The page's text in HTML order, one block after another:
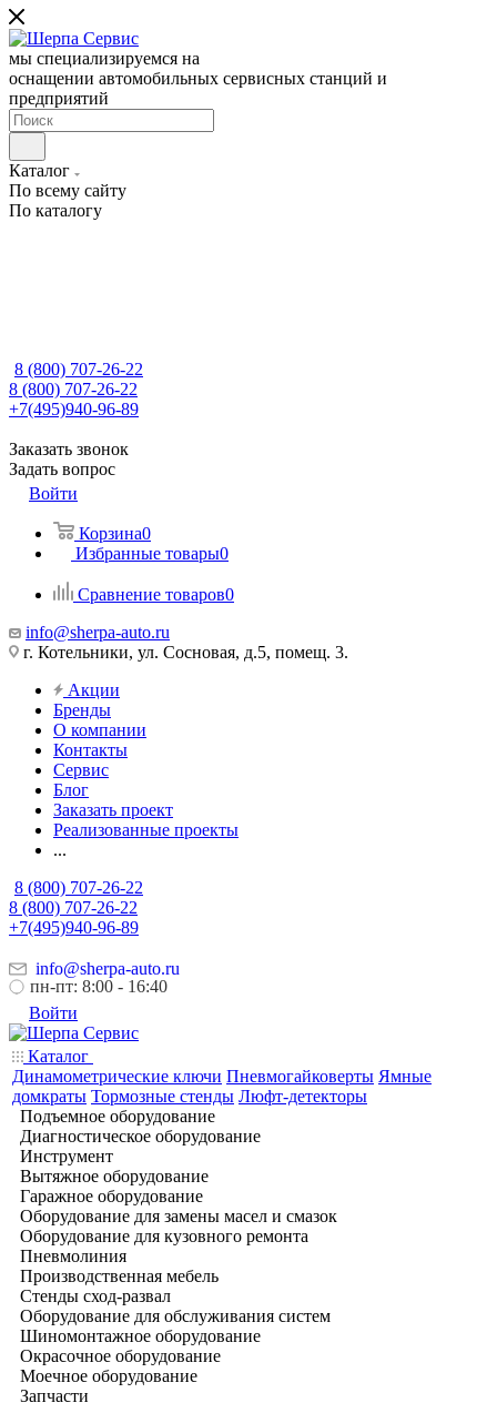
мы специализируемся на
оснащении автомобильных сервисных станций и
предприятий
Каталог
По всему сайту
По каталогу
8 (800) 707-26-22
8 (800) 707-26-22
+7(495)940-96-89
Заказать звонок
Задать вопрос
Войти
Корзина0
Избранные товары0
Сравнение товаров0
info@sherpa-auto.ru
г. Котельники, ул. Сосновая, д.5, помещ. 3.
Акции
Бренды
О компании
Контакты
Сервис
Блог
Заказать проект
Реализованные проекты
...
8 (800) 707-26-22
8 (800) 707-26-22
+7(495)940-96-89
info@sherpa-auto.ru
пн-пт: 8:00 - 16:40
Войти
Каталог
Динамометрические ключи Пневмогайковерты Ямные
домкраты Тормозные стенды Люфт-детекторы
Подъемное оборудование
Диагностическое оборудование
Инструмент
Вытяжное оборудование
Гаражное оборудование
Оборудование для замены масел и смазок
Оборудование для кузовного ремонта
Пневмолиния
Производственная мебель
Стенды сход-развал
Оборудование для обслуживания систем
Шиномонтажное оборудование
Окрасочное оборудование
Моечное оборудование
Запчасти